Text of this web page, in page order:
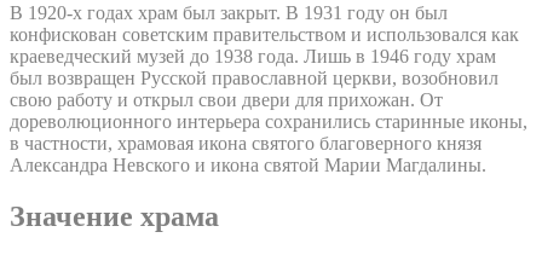
В 1920-х годах храм был закрыт. В 1931 году он был
конфискован советским правительством и использовался как
краеведческий музей до 1938 года. Лишь в 1946 году храм
был возвращен Русской православной церкви, возобновил
свою работу и открыл свои двери для прихожан. От
дореволюционного интерьера сохранились старинные иконы,
в частности, храмовая икона святого благоверного князя
Александра Невского и икона святой Марии Магдалины.
Значение храма